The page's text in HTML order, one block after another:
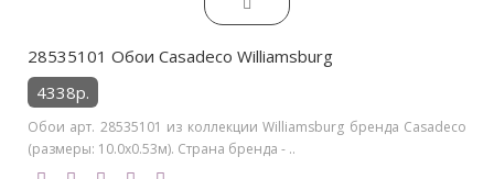
28535101 Обои Casadeco Williamsburg
4338р.
Обои арт. 28535101 из коллекции Williamsburg бренда Casadeco
(размеры: 10.0х0.53м). Страна бренда - ..